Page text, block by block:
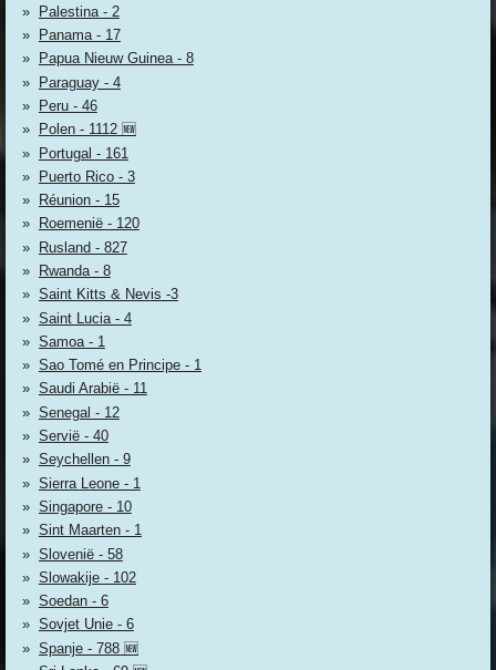
Palestina - 2
Panama - 17
Papua Nieuw Guinea - 8
Paraguay - 4
Peru - 46
Polen - 1112 🆕
Portugal - 161
Puerto Rico - 3
Réunion - 15
Roemenië - 120
Rusland - 827
Rwanda - 8
Saint Kitts & Nevis -3
Saint Lucia - 4
Samoa - 1
Sao Tomé en Principe - 1
Saudi Arabië - 11
Senegal - 12
Servië - 40
Seychellen - 9
Sierra Leone - 1
Singapore - 10
Sint Maarten - 1
Slovenië - 58
Slowakije - 102
Soedan - 6
Sovjet Unie - 6
Spanje - 788 🆕